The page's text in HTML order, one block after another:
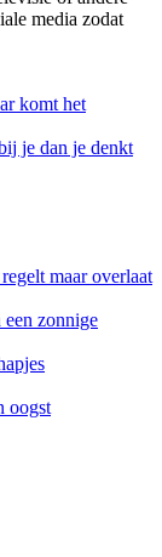
media zodat
komt het
je dan je denkt
maar overlaat
zonnige
oogst